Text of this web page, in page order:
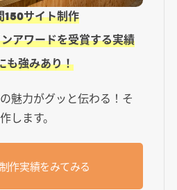
150サイト制作
アワードを受賞する実績
も強みあり！
魅力がグッと伝わる！そ
します。
作実績をみてみる